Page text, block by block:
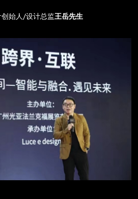
创始人/设计总监王岳先生